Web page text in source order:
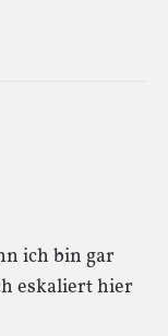
ich bin gar
eskaliert hier